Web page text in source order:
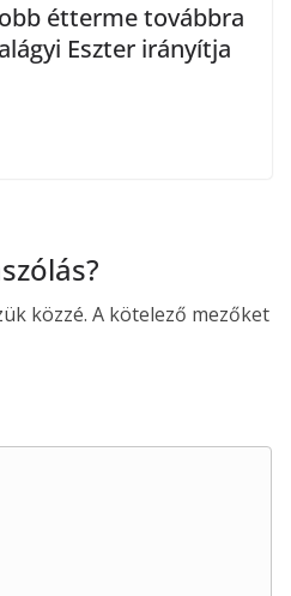
étterme továbbra
Eszter irányítja
közzé. A kötelező mezőket